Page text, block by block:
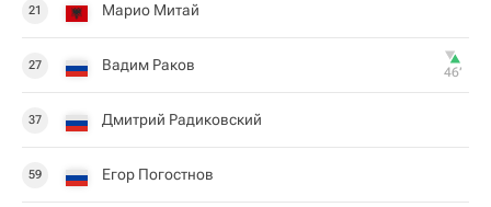
21 Марио Митай
27 Вадим Раков 46‎’‎
37 Дмитрий Радиковский
59 Егор Погостнов